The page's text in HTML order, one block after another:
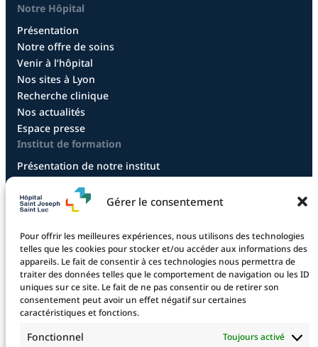
Gérer le consentement
Pour offrir les meilleures expériences, nous utilisons des technologies
telles que les cookies pour stocker et/ou accéder aux informations des
appareils. Le fait de consentir à ces technologies nous permettra de
traiter des données telles que le comportement de navigation ou les ID
uniques sur ce site. Le fait de ne pas consentir ou de retirer son
consentement peut avoir un effet négatif sur certaines
caractéristiques et fonctions.
Fonctionnel Toujours activé
Notre Hôpital
Présentation
Notre offre de soins
Venir à l’hôpital
Nos sites à Lyon
Recherche clinique
Nos actualités
Espace presse
Institut de formation
Présentation de notre institut
Diplôme aide-soignant
Diplôme aide-soignant en alternance
Diplôme CCEPS
Taxe d’apprentissage
La fondation
La Fondation